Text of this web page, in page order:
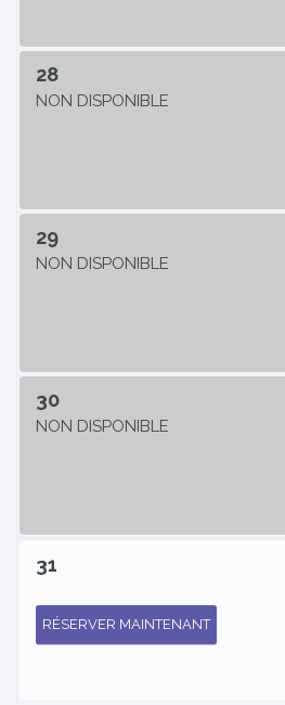
28
NON DISPONIBLE
29
NON DISPONIBLE
30
NON DISPONIBLE
31
RÉSERVER MAINTENANT